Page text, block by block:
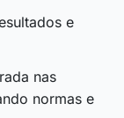
e
nas
normas e